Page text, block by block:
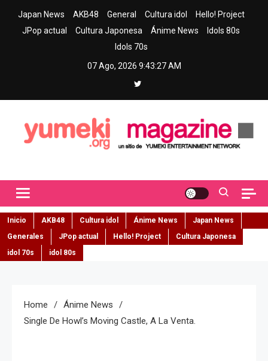
Japan News AKB48 General Cultura idol
Hello! Project
JPop actual
Cultura Japonesa Ánime News
Idols 80s
Idols 70s
07 Ago, 2026 9:43:28 AM
Inicio AKB48 Cultura idol Ánime News
Japan News
Generales
JPop actual Hello! Project
Cultura Japonesa
idol 70s
idol 80s
Home
Ánime News
Single De Howl’s Moving Castle, A La Venta.